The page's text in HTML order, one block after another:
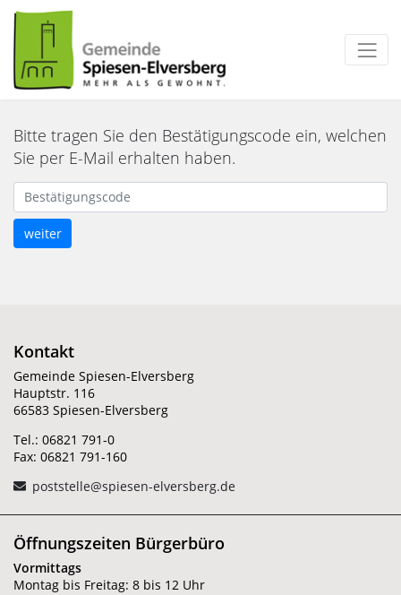
Bitte tragen Sie den Bestätigungscode ein, welchen
Sie per E-Mail erhalten haben.
Bestätigungscode
weiter
Kontakt
Gemeinde Spiesen-Elversberg
Hauptstr. 116
66583 Spiesen-Elversberg
Tel.: 06821 791-0
Fax: 06821 791-160
poststelle@spiesen-elversberg.de
Öffnungszeiten Bürgerbüro
Vormittags
Montag bis Freitag: 8 bis 12 Uhr